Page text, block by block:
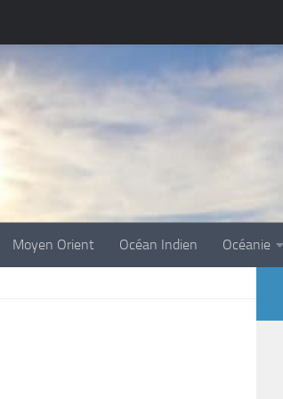
Moyen Orient Océan Indien Océanie